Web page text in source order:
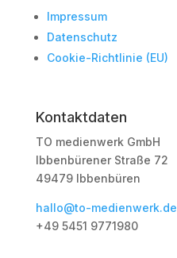
Impressum
Datenschutz
Cookie-Richtlinie (EU)
Kontaktdaten
TO medienwerk GmbH
Ibbenbürener Straße 72
49479 Ibbenbüren
hallo@to-medienwerk.de
+49 5451 9771980